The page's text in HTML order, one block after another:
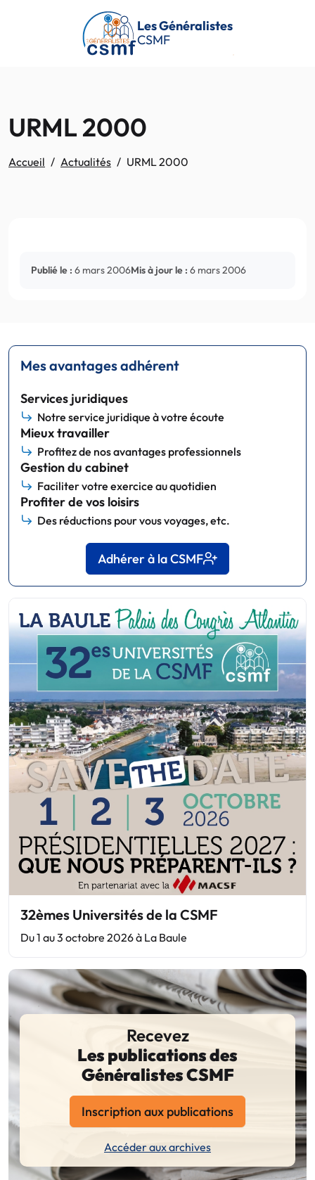
Passer au contenu principal
Les Généralistes
CSMF
URML 2000
Accueil Actualités URML 2000
Publié le : 6 mars 2006Mis à jour le : 6 mars 2006
Mes avantages adhérent
Services juridiques
Notre service juridique à votre écoute
Mieux travailler
Profitez de nos avantages professionnels
Gestion du cabinet
Faciliter votre exercice au quotidien
Profiter de vos loisirs
Des réductions pour vous voyages, etc.
Adhérer à la CSMF
32èmes Universités de la CSMF
Du 1 au 3 octobre 2026 à La Baule
Recevez
Les publications des
Généralistes CSMF
Inscription aux publications
Accéder aux archives